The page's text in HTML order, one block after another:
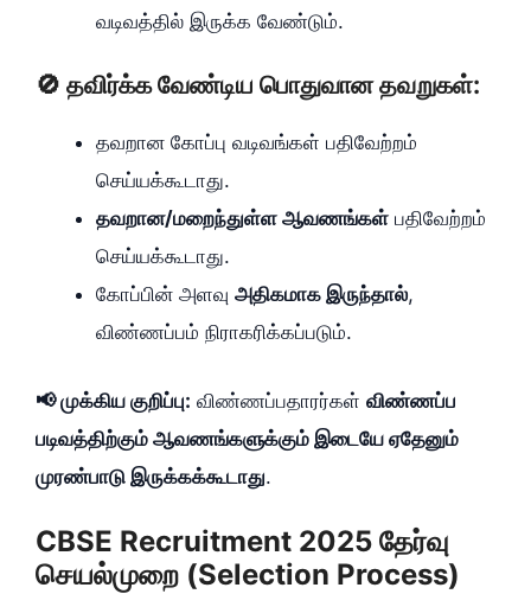
வடிவத்தில் இருக்க வேண்டும்.
🚫 தவிர்க்க வேண்டிய பொதுவான தவறுகள்:
தவறான கோப்பு வடிவங்கள் பதிவேற்றம்
செய்யக்கூடாது.
தவறான/மறைந்துள்ள ஆவணங்கள் பதிவேற்றம்
செய்யக்கூடாது.
கோப்பின் அளவு அதிகமாக இருந்தால்,
விண்ணப்பம் நிராகரிக்கப்படும்.
📢 முக்கிய குறிப்பு: விண்ணப்பதாரர்கள் விண்ணப்ப
படிவத்திற்கும் ஆவணங்களுக்கும் இடையே ஏதேனும்
முரண்பாடு இருக்கக்கூடாது.
CBSE Recruitment 2025 தேர்வு
செயல்முறை (Selection Process)